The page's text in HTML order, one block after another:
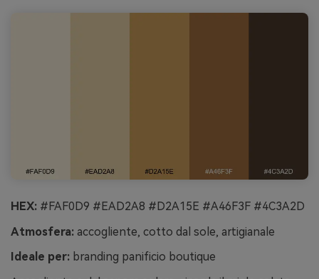
HEX: #FAF0D9 #EAD2A8 #D2A15E #A46F3F #4C3A2D
Atmosfera: accogliente, cotto dal sole, artigianale
Ideale per: branding panificio boutique